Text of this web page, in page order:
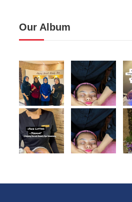
Our Album